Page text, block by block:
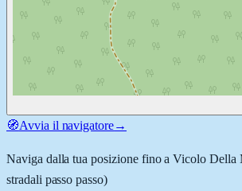
🧭Avvia il navigatore→
Naviga dalla tua posizione fino aVicolo Della
stradali passo passo)